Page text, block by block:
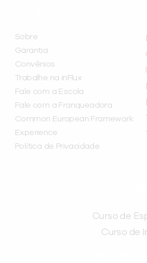
Sobre
Garantia
Convênios
Trabalhe na inFlux
Fale com a Escola
Fale com a Franqueadora
Common European Framework
Experience
Política de Privacidade
Curso de
Curso de